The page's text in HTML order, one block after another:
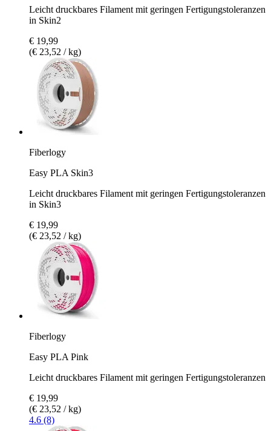
Leicht druckbares Filament mit geringen Fertigungstoleranzen
in Skin2
€ 19,99
(€ 23,52 / kg)
Fiberlogy
Easy PLA Skin3
Leicht druckbares Filament mit geringen Fertigungstoleranzen
in Skin3
€ 19,99
(€ 23,52 / kg)
Fiberlogy
Easy PLA Pink
Leicht druckbares Filament mit geringen Fertigungstoleranzen
€ 19,99
(€ 23,52 / kg)
4.6 (8)